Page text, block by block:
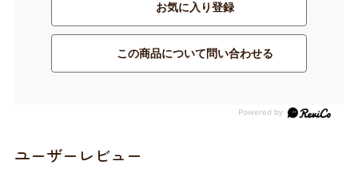
お気に入り登録
この商品について問い合わせる
ユーザーレビュー